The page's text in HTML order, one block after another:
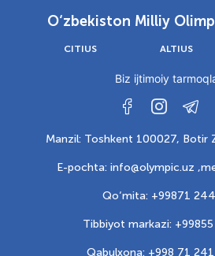
O‘zbekiston Milliy
CITIUS ALTIUS
Biz ijtimoiy
Manzil: Toshkent 100027, Botir
E-pochta: info@olympic.uz ,
Qo‘mita: +99871
Tibbiyot markazi:
Qabulxona: +998 71